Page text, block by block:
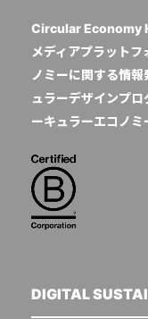
Circular Economy
メディアプラット
ノミーに関する情
ュラーデザインプ
ーキュラーエコノミ
DIGITAL